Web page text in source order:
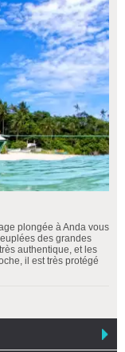
plongée à Anda vous
des grandes
authentique, et les
il est très protégé